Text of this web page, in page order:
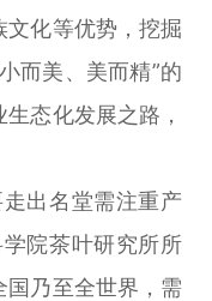
化等优势，挖掘
而美、美而精”的
态化发展之路，
出名堂需注重产
院茶叶研究所所
乃至全世界，需